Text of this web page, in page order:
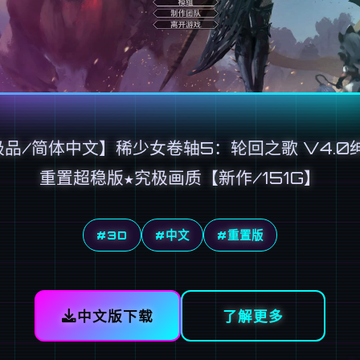
/简体中文】稀少女卷轴5：轮回之歌 V4.0
重置超稳版★究极画质【新作/151G】
#3D #中文 #重置版
中文版下载 了解更多